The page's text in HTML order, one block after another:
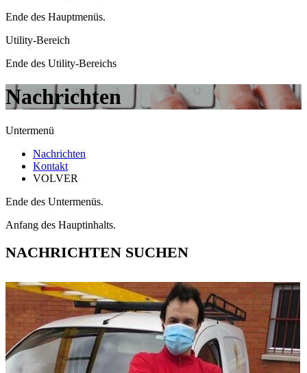
Ende des Hauptmenüs.
Utility-Bereich
Ende des Utility-Bereichs
Nachrichten
Untermenü
Nachrichten
Kontakt
VOLVER
Ende des Untermenüs.
Anfang des Hauptinhalts.
NACHRICHTEN SUCHEN